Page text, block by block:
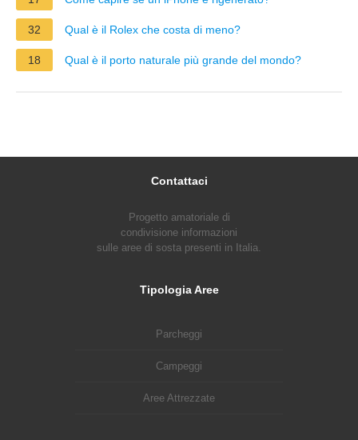
32 Qual è il Rolex che costa di meno?
18 Qual è il porto naturale più grande del mondo?
Contattaci
Progetto amatoriale di
condivisione informazioni
sulle aree di sosta presenti in Italia.
Tipologia Aree
Parcheggi
Campeggi
Aree Attrezzate